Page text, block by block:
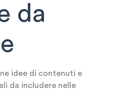
da
idee di contenuti e
da includere nelle